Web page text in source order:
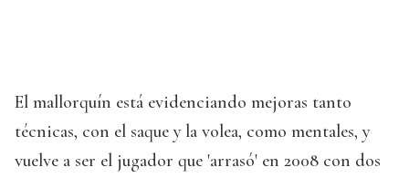
El mallorquín está evidenciando mejoras tanto
técnicas, con el saque y la volea, como mentales, y
vuelve a ser el jugador que 'arrasó' en 2008 con dos